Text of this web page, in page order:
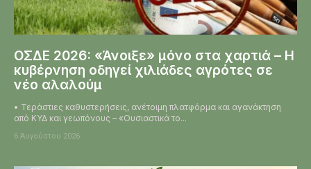
ΟΣΔΕ 2026: «Άνοιξε» μόνο στα χαρτιά – Η
κυβέρνηση οδηγεί χιλιάδες αγρότες σε
νέο αλαλούμ
• Τεράστιες καθυστερήσεις, ανέτοιμη πλατφόρμα και αγανάκτηση
από ΚΥΔ και γεωπόνους – «Ουσιαστικά το...
6 Αυγούστου 2026